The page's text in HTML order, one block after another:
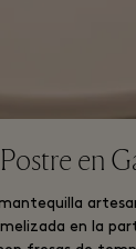
Postre en
en la